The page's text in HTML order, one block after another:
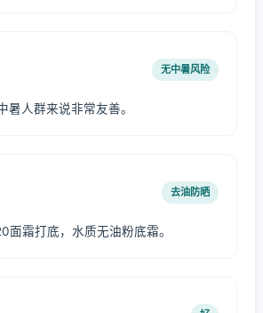
无中暑风险
暑人群来说非常友善。
去油防晒
面霜打底，水质无油粉底霜。